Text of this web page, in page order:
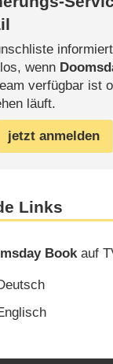
wenn
verfügbar ist
läuft.
jetzt anmelden
Links
Bookauf